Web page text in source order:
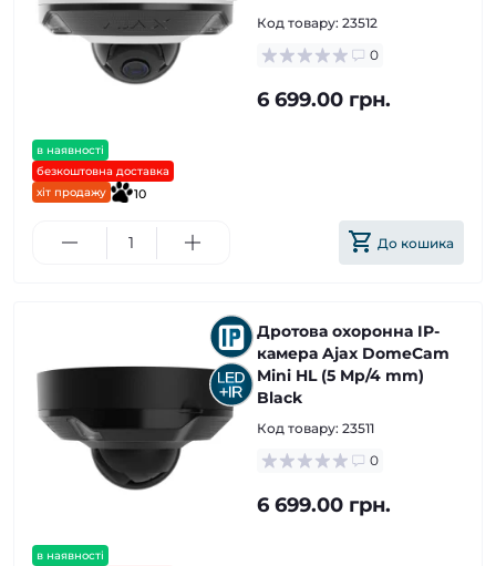
в наявності
безкоштовна доставка
хіт продажу
10
Код товару: 23512
0
6 699.00 грн.
До кошика
в наявності
Дротова охоронна IP-
камера Ajax DomeCam
Mini HL (5 Mp/4 mm)
Black
Код товару: 23511
0
6 699.00 грн.